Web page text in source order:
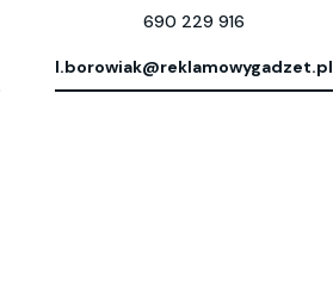
690 229 916
l.borowiak@reklamowygadzet.pl